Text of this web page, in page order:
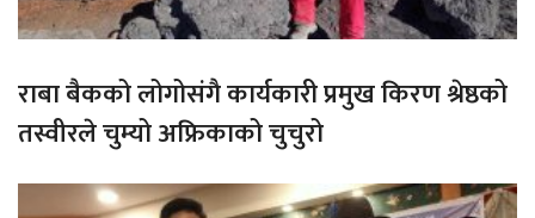
राबा बैकको लोगोसंगै कार्यकारी प्रमुख किरण श्रेष्ठको
तस्वीरले चुम्यो अफ्रिकाको चुचुरो